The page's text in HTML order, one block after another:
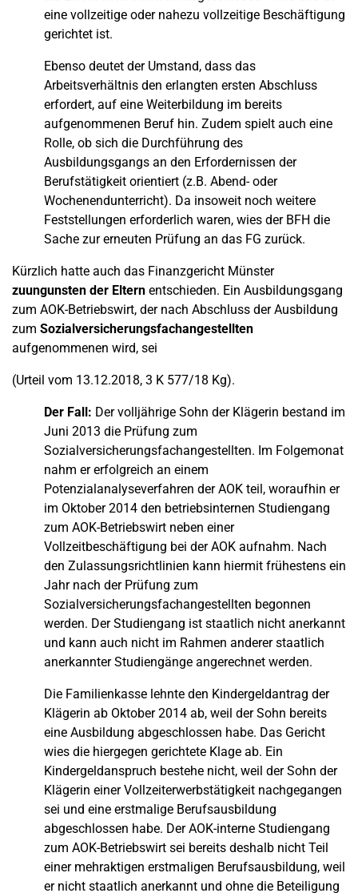
eine vollzeitige oder nahezu vollzeitige Beschäftigung
gerichtet ist.
Ebenso deutet der Umstand, dass das
Arbeitsverhältnis den erlangten ersten Abschluss
erfordert, auf eine Weiterbildung im bereits
aufgenommenen Beruf hin. Zudem spielt auch eine
Rolle, ob sich die Durchführung des
Ausbildungsgangs an den Erfordernissen der
Berufstätigkeit orientiert (z.B. Abend- oder
Wochenendunterricht). Da insoweit noch weitere
Feststellungen erforderlich waren, wies der BFH die
Sache zur erneuten Prüfung an das FG zurück.
Kürzlich hatte auch das Finanzgericht Münster
zuungunsten der Eltern entschieden. Ein Ausbildungsgang
zum AOK-Betriebswirt, der nach Abschluss der Ausbildung
zum Sozialversicherungsfachangestellten
aufgenommenen wird, sei
(Urteil vom 13.12.2018, 3 K 577/18 Kg).
Der Fall: Der volljährige Sohn der Klägerin bestand im
Juni 2013 die Prüfung zum
Sozialversicherungsfachangestellten. Im Folgemonat
nahm er erfolgreich an einem
Potenzialanalyseverfahren der AOK teil, woraufhin er
im Oktober 2014 den betriebsinternen Studiengang
zum AOK-Betriebswirt neben einer
Vollzeitbeschäftigung bei der AOK aufnahm. Nach
den Zulassungsrichtlinien kann hiermit frühestens ein
Jahr nach der Prüfung zum
Sozialversicherungsfachangestellten begonnen
werden. Der Studiengang ist staatlich nicht anerkannt
und kann auch nicht im Rahmen anderer staatlich
anerkannter Studiengänge angerechnet werden.
Die Familienkasse lehnte den Kindergeldantrag der
Klägerin ab Oktober 2014 ab, weil der Sohn bereits
eine Ausbildung abgeschlossen habe. Das Gericht
wies die hiergegen gerichtete Klage ab. Ein
Kindergeldanspruch bestehe nicht, weil der Sohn der
Klägerin einer Vollzeiterwerbstätigkeit nachgegangen
sei und eine erstmalige Berufsausbildung
abgeschlossen habe. Der AOK-interne Studiengang
zum AOK-Betriebswirt sei bereits deshalb nicht Teil
einer mehraktigen erstmaligen Berufsausbildung, weil
er nicht staatlich anerkannt und ohne die Beteiligung